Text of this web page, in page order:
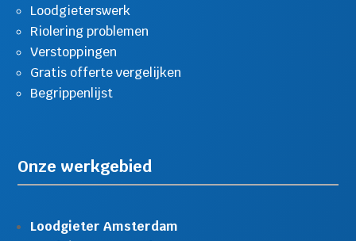
Loodgieterswerk
Riolering problemen
Verstoppingen
Gratis offerte vergelijken
Begrippenlijst
Onze werkgebied
Loodgieter Amsterdam